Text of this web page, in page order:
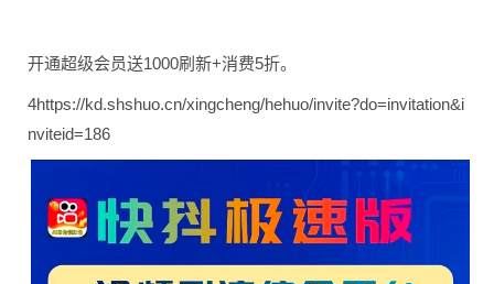
开通超级会员送1000刷新+消费5折。
4https://kd.shshuo.cn/xingcheng/hehuo/invite?do=invitation&i
nviteid=186